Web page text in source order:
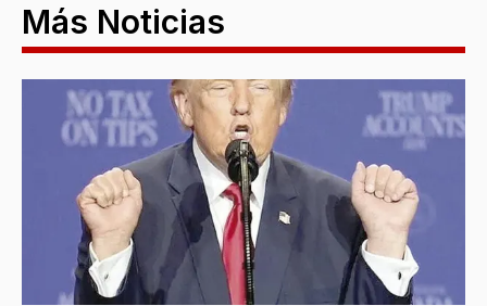
Más Noticias